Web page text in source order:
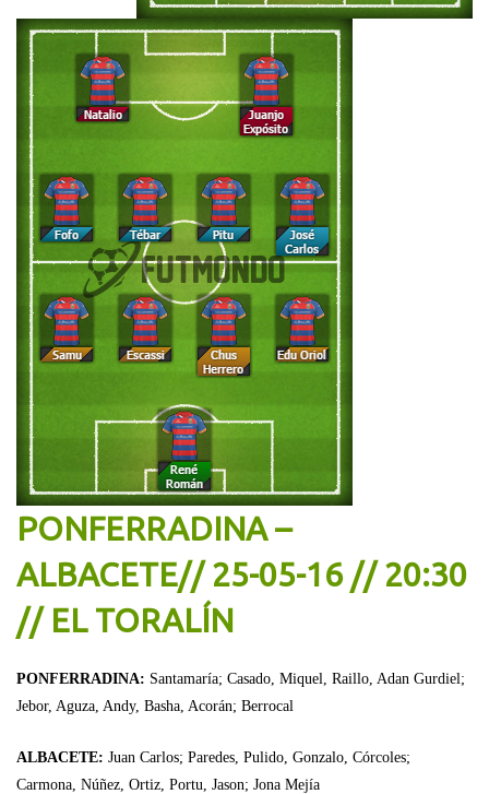
PONFERRADINA –
ALBACETE// 25-05-16 // 20:30
// EL TORALÍN
PONFERRADINA: Santamaría; Casado, Miquel, Raillo, Adan Gurdiel;
Jebor, Aguza, Andy, Basha, Acorán; Berrocal
ALBACETE: Juan Carlos; Paredes, Pulido, Gonzalo, Córcoles;
Carmona, Núñez, Ortiz, Portu, Jason; Jona Mejía